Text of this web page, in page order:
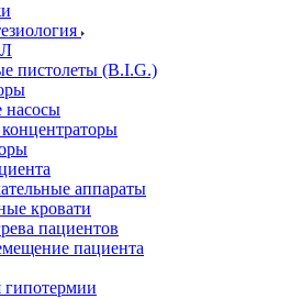
пистолеты (B.I.G.)
аппараты
кровати
пациентов
пациента